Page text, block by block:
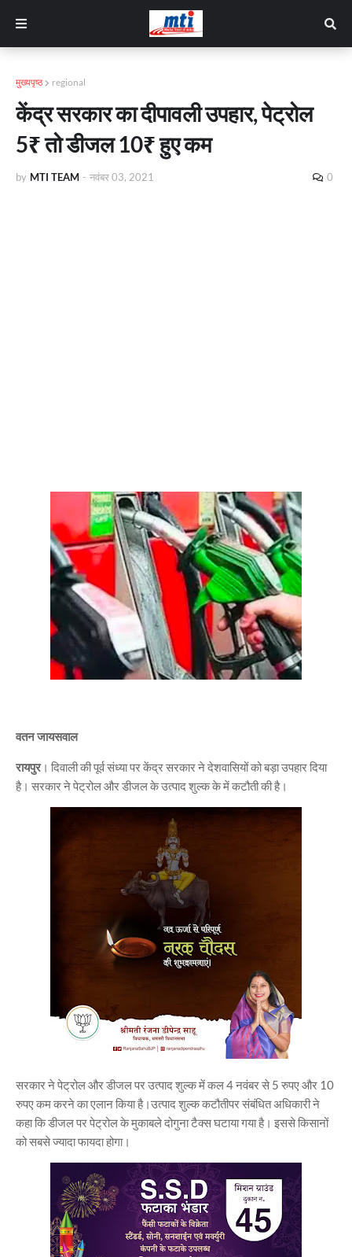
मुख्यपृष्ठ regional
केंद्र सरकार का दीपावली उपहार, पेट्रोल
5₹ तो डीजल 10₹ हुए कम
by MTI TEAM - नवंबर 03, 2021 0
वतन जायसवाल
रायपुर। दिवाली की पूर्व संध्या पर केंद्र सरकार ने देशवासियों को बड़ा उपहार दिया
है। सरकार ने पेट्रोल और डीजल के उत्पाद शुल्क के में कटौती की है।
सरकार ने पेट्रोल और डीजल पर उत्पाद शुल्क में कल 4 नवंबर से 5 रुपए और 10
रुपए कम करने का एलान किया है।उत्पाद शुल्क कटौतीपर संबंधित अधिकारी ने
कहा कि डीजल पर पेट्रोल के मुकाबले दोगुना टैक्स घटाया गया है। इससे किसानों
को सबसे ज्यादा फायदा होगा।